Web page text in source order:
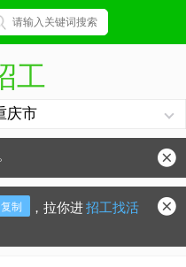
工
复制 ，拉你进招工找活